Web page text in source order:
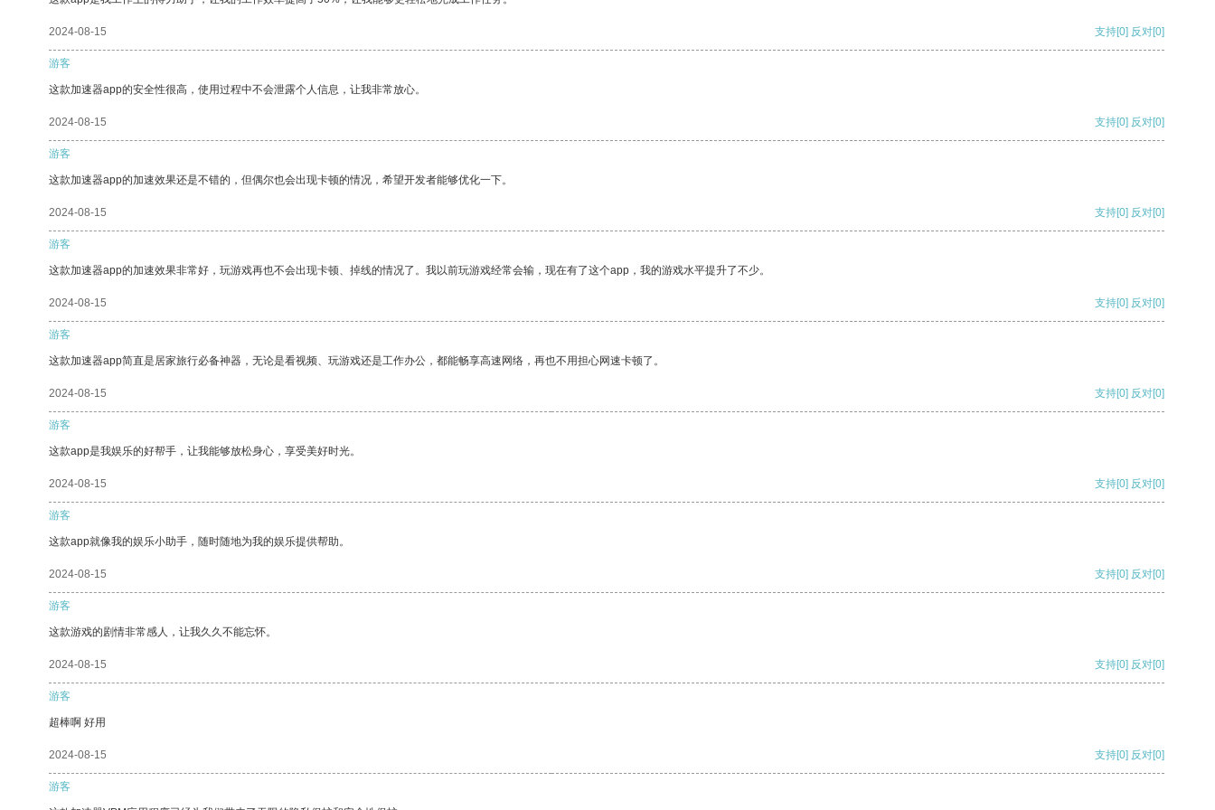
2024-08-15 支持[0] 反对[0]
游客
这款加速器app的安全性很高，使用过程中不会泄露个人信息，让我非常放心。
2024-08-15 支持[0] 反对[0]
游客
这款加速器app的加速效果还是不错的，但偶尔也会出现卡顿的情况，希望开发者能够优化一下。
2024-08-15 支持[0] 反对[0]
游客
这款加速器app的加速效果非常好，玩游戏再也不会出现卡顿、掉线的情况了。我以前玩游戏经常会输，现在有了这个app，我的游戏水平提升了不少。
2024-08-15 支持[0] 反对[0]
游客
这款加速器app简直是居家旅行必备神器，无论是看视频、玩游戏还是工作办公，都能畅享高速网络，再也不用担心网速卡顿了。
2024-08-15 支持[0] 反对[0]
游客
这款app是我娱乐的好帮手，让我能够放松身心，享受美好时光。
2024-08-15 支持[0] 反对[0]
游客
这款app就像我的娱乐小助手，随时随地为我的娱乐提供帮助。
2024-08-15 支持[0] 反对[0]
游客
这款游戏的剧情非常感人，让我久久不能忘怀。
2024-08-15 支持[0] 反对[0]
游客
超棒啊 好用
2024-08-15 支持[0] 反对[0]
游客